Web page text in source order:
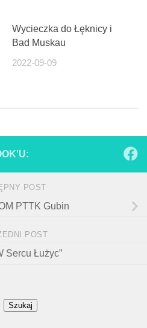
Wycieczka do Łęknicy i
Bad Muskau
2022-09-09
POST
PTTK Gubin
POST
Sercu Łużyc”
Szukaj